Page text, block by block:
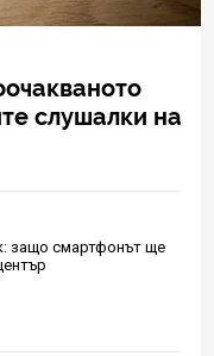
слушалки на
защо смартфонът ще